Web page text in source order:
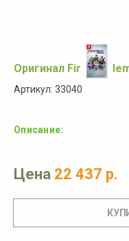
Оригинал Fire
Артикул: 33040
Описание:
Цена 22 437 р.